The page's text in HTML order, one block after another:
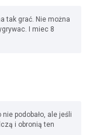
tak grać. Nie można
I miec 8
podobało, ale jeśli
i obronią ten